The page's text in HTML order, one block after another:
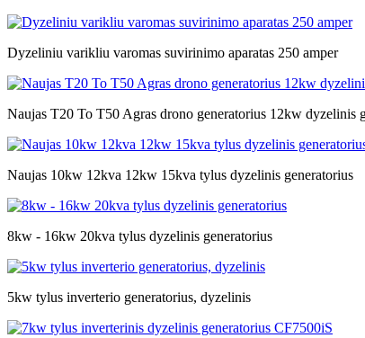
Dyzeliniu varikliu varomas suvirinimo aparatas 250 amper
Naujas T20 To T50 Agras drono generatorius 12kw dyzelinis
Naujas 10kw 12kva 12kw 15kva tylus dyzelinis generatorius
8kw - 16kw 20kva tylus dyzelinis generatorius
5kw tylus inverterio generatorius, dyzelinis